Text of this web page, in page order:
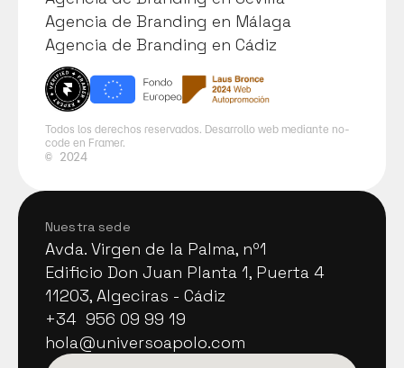
Nuestra sede
Avda. Virgen de la Palma, nº1
Avda. Virgen de la Palma, nº1
Edificio Don Juan Planta 1, Puerta 4
Edificio Don Juan Planta 1, Puerta 4
11203, Algeciras - Cádiz
11203, Algeciras - Cádiz
+34  956 09 99 19
+34  956 09 99 19
hola@universoapolo.com
Agencia de Branding en Sevilla
Agencia de Branding en Málaga
Agencia de Branding en Málaga
Agencia de Branding en Cádiz
Agencia de Branding en Cádiz
Todos los derechos reservados. Desarrollo web mediante no-
code en Framer.
© 2024